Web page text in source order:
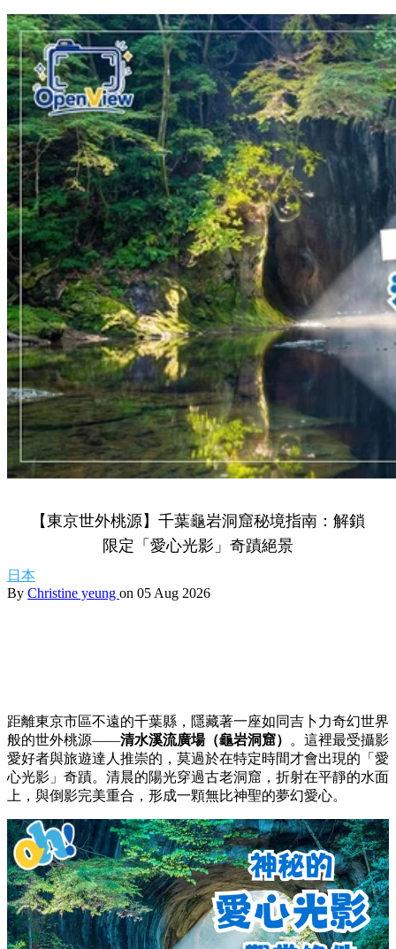
【東京世外桃源】千葉龜岩洞窟秘境指南：解鎖
限定「愛心光影」奇蹟絕景
日本
By Christine yeung on 05 Aug 2026
距離東京市區不遠的千葉縣，隱藏著一座如同吉卜力奇幻世界
般的世外桃源——清水溪流廣場（龜岩洞窟） 。這裡最受攝影
愛好者與旅遊達人推崇的，莫過於在特定時間才會出現的「愛
心光影」奇蹟。清晨的陽光穿過古老洞窟，折射在平靜的水面
上，與倒影完美重合，形成一顆無比神聖的夢幻愛心。